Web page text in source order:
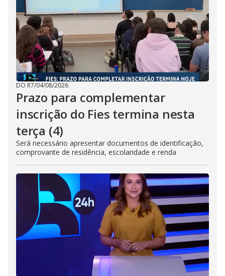
DO R7/04/08/2026
Prazo para complementar
inscrição do Fies termina nesta
terça (4)
Será necessário apresentar documentos de identificação,
comprovante de residência, escolaridade e renda